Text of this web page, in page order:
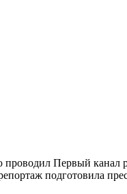
Первый канал
подготовила